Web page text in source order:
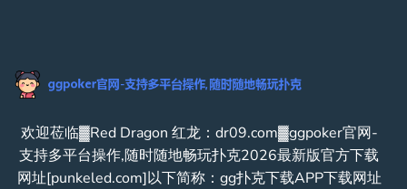
欢迎莅临▓Red Dragon 红龙：dr09.com▓ggpoker官网-
支持多平台操作,随时随地畅玩扑克2026最新版官方下载
网址[punkeled.com]以下简称：gg扑克下载APP下载网址